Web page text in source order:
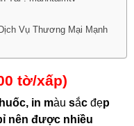
Vụ Thương Mại Mạnh
tờ/xấp)
in màu sắc đẹp
nên được nhiều